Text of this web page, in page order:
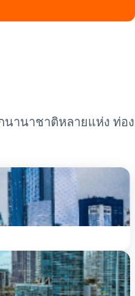
นานาชาติหลายแห่ง ท่อง